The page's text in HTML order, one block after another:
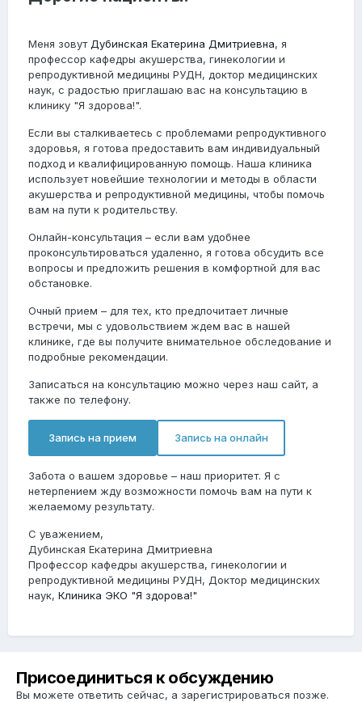
Меня зовут Дубинская Екатерина Дмитриевна, я
профессор кафедры акушерства, гинекологии и
репродуктивной медицины РУДН, доктор медицинских
наук, с радостью приглашаю вас на консультацию в
клинику "Я здорова!".
Если вы сталкиваетесь с проблемами репродуктивного
здоровья, я готова предоставить вам индивидуальный
подход и квалифицированную помощь. Наша клиника
использует новейшие технологии и методы в области
акушерства и репродуктивной медицины, чтобы помочь
вам на пути к родительству.
Онлайн-консультация – если вам удобнее
проконсультироваться удаленно, я готова обсудить все
вопросы и предложить решения в комфортной для вас
обстановке.
Очный прием – для тех, кто предпочитает личные
встречи, мы с удовольствием ждем вас в нашей
клинике, где вы получите внимательное обследование и
подробные рекомендации.
Записаться на консультацию можно через наш сайт, а
также по телефону.
Запись на прием Запись на онлайн
Забота о вашем здоровье – наш приоритет. Я с
нетерпением жду возможности помочь вам на пути к
желаемому результату.
С уважением,
Дубинская Екатерина Дмитриевна
Профессор кафедры акушерства, гинекологии и
репродуктивной медицины РУДН, Доктор медицинских
наук, Клиника ЭКО "Я здорова!"
Присоединиться к обсуждению
Вы можете ответить сейчас, а зарегистрироваться позже.